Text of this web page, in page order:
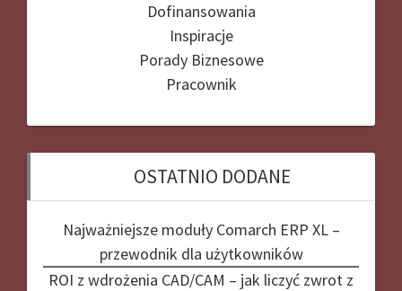
Dofinansowania
Inspiracje
Porady Biznesowe
Pracownik
OSTATNIO DODANE
Najważniejsze moduły Comarch ERP XL –
przewodnik dla użytkowników
ROI z wdrożenia CAD/CAM – jak liczyć zwrot z